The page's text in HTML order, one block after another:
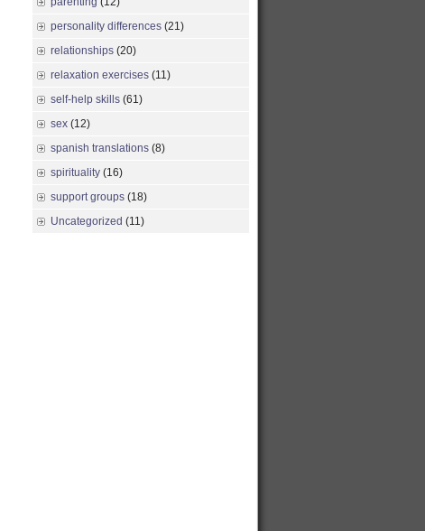
personality differences (21)
relationships (20)
relaxation exercises (11)
self-help skills (61)
sex (12)
spanish translations (8)
spirituality (16)
support groups (18)
Uncategorized (11)